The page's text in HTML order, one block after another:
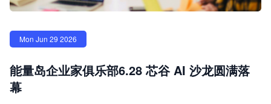
Mon Jun 29 2026
能量岛企业家俱乐部6.28 芯谷 AI 沙龙圆满落
幕